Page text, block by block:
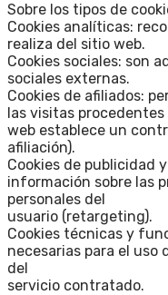
Sobre los tipos de
Cookies analíticas:
realiza del sitio web.
Cookies sociales: son
sociales externas.
Cookies de afiliados:
las visitas
web establece un
afiliación).
Cookies de publicidad
información sobre las
personales del
usuario (retargeting).
Cookies técnicas y
necesarias para el uso
del
servicio contratado.